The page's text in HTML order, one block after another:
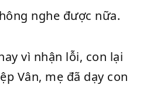
nghe được nữa.
vì nhận lỗi, con lại
Vân, mẹ đã dạy con